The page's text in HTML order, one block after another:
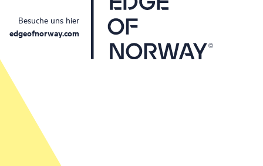
Besuche uns hier
edgeofnorway.com